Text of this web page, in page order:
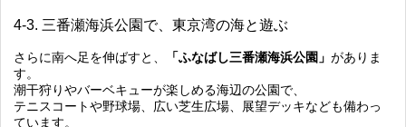
4-3. 三番瀬海浜公園で、東京湾の海と遊ぶ
さらに南へ足を伸ばすと、 「ふなばし三番瀬海浜公園」 がありま
す。
潮干狩りやバーベキューが楽しめる海辺の公園で、
テニスコートや野球場、広い芝生広場、展望デッキなども備わっ
ています。